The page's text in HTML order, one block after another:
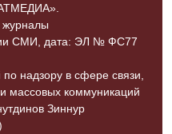
СМИ, дата: ЭЛ № ФС77
надзору в сфере связи,
массовых коммуникаций
Зиннур